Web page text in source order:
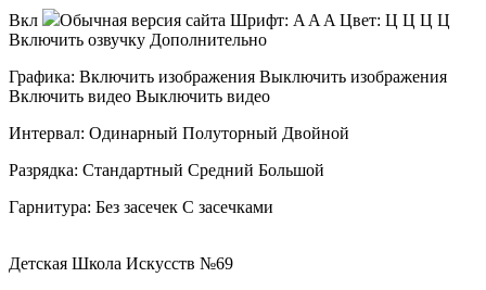
Вкл Обычная версия сайта Шрифт: A A A Цвет: Ц Ц Ц Ц
Включить озвучку Дополнительно
Графика: Включить изображения Выключить изображения
Включить видео Выключить видео
Интервал: Одинарный Полуторный Двойной
Разрядка: Стандартный Средний Большой
Гарнитура: Без засечек С засечками
Детская Школа Искусств №69